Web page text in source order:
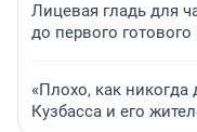
Лицевая гладь для
до первого
«Плохо, как никогда
Кузбасса и его